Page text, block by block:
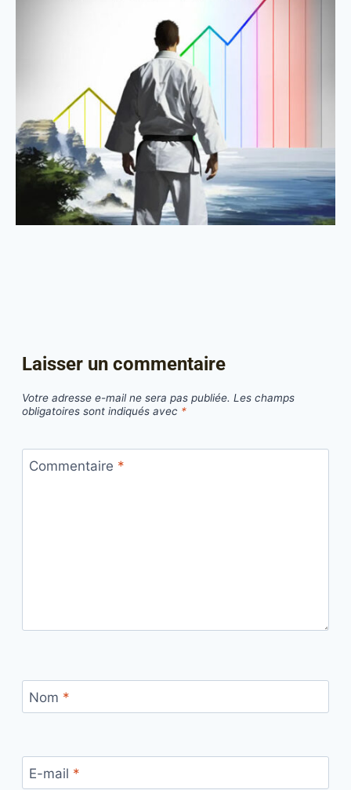
Laisser un commentaire
Votre adresse e-mail ne sera pas publiée. Les champs
obligatoires sont indiqués avec *
Commentaire *
Nom *
E-mail *